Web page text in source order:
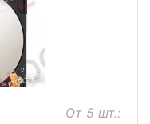
От 5 шт.: